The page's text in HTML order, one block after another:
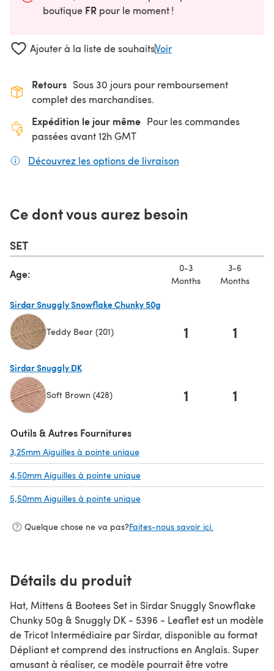
boutique FR pour le moment !
Ajouter à la liste de souhaitsVoir
Retours Sous 30 jours pour remboursement
complet des marchandises.
Expédition le jour même Pour les commandes
passées avant 12h GMT
Découvrez les options de livraison
Ce dont vous aurez besoin
SET
Age:
0-3
Months
3-6
Months
Sirdar Snuggly Snowflake Chunky 50g
Teddy Bear (201) 1 1
Sirdar Snuggly DK
Soft Brown (428) 1 1
Outils & Autres Fournitures
3,25mm Aiguilles à pointe unique
4,50mm Aiguilles à pointe unique
5,50mm Aiguilles à pointe unique
Quelque chose ne va pas?Faites-nous savoir ici.
Détails du produit
Hat, Mittens & Bootees Set in Sirdar Snuggly Snowflake
Chunky 50g & Snuggly DK - 5396 - Leaflet est un modèle
de Tricot Intermédiaire par Sirdar, disponible au format
Dépliant et comprend des instructions en Anglais. Super
amusant à réaliser, ce modèle pourrait être votre